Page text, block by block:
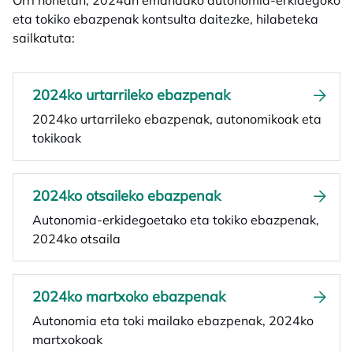
eta tokiko ebazpenak kontsulta daitezke, hilabeteka
sailkatuta:
2024ko urtarrileko ebazpenak
2024ko urtarrileko ebazpenak, autonomikoak eta
tokikoak
2024ko otsaileko ebazpenak
Autonomia-erkidegoetako eta tokiko ebazpenak,
2024ko otsaila
2024ko martxoko ebazpenak
Autonomia eta toki mailako ebazpenak, 2024ko
martxokoak